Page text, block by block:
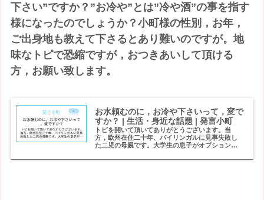
下さい”ですか？”お冷や”とは”冷や酒”の事を指す
様になったのでしょうか？小町様の性別，お年，
ご出身地も教えて下さるとあり難いのですが。地
味なトピで恐縮ですが，おつきあいして頂ける
方，お願い致します。
お水頼むのに，お冷や下さいって，変で
すか？ | 生活・身近な話題 | 発言小町
トピを開いて頂いてありがとうございます。当
方，欧州在住二十年、バイリンガルに見事失敗し
た二児の母親です。大学生の息子がオプション日
性です。授業中，息子が”お水下さい”と言う所